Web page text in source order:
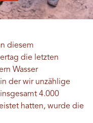
diesem
die letzten
Wasser
der wir unzählige
4.000
hatten, wurde die